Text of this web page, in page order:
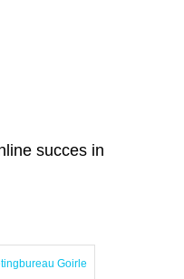
succes in
Goirle